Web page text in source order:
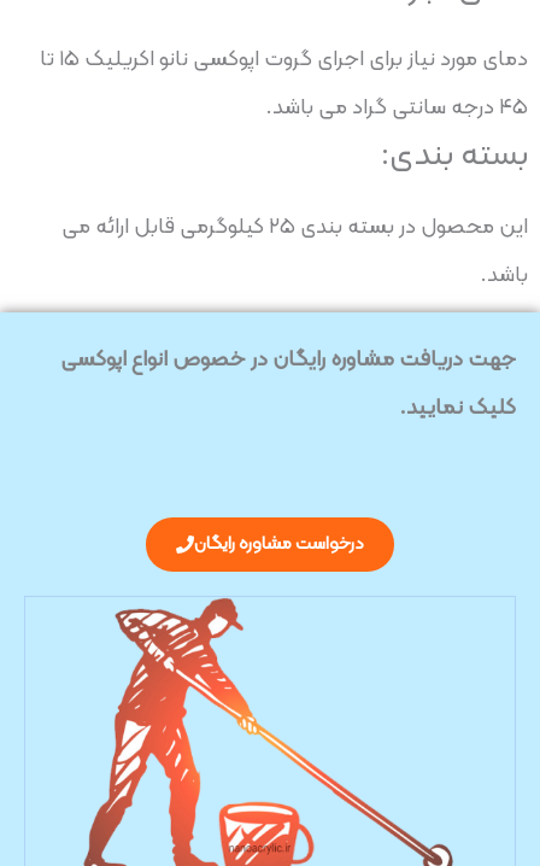
دمای مورد نیاز برای اجرای گروت اپوکسی نانو اکریلیک ۱۵ تا
۴۵ درجه سانتی گراد می باشد.
بسته بندی:
این محصول در بسته بندی ۲۵ کیلوگرمی قابل ارائه می
باشد.
جهت دریافت مشاوره رایگان در خصوص انواع اپوکسی
کلیک نمایید.
درخواست مشاوره رایگان